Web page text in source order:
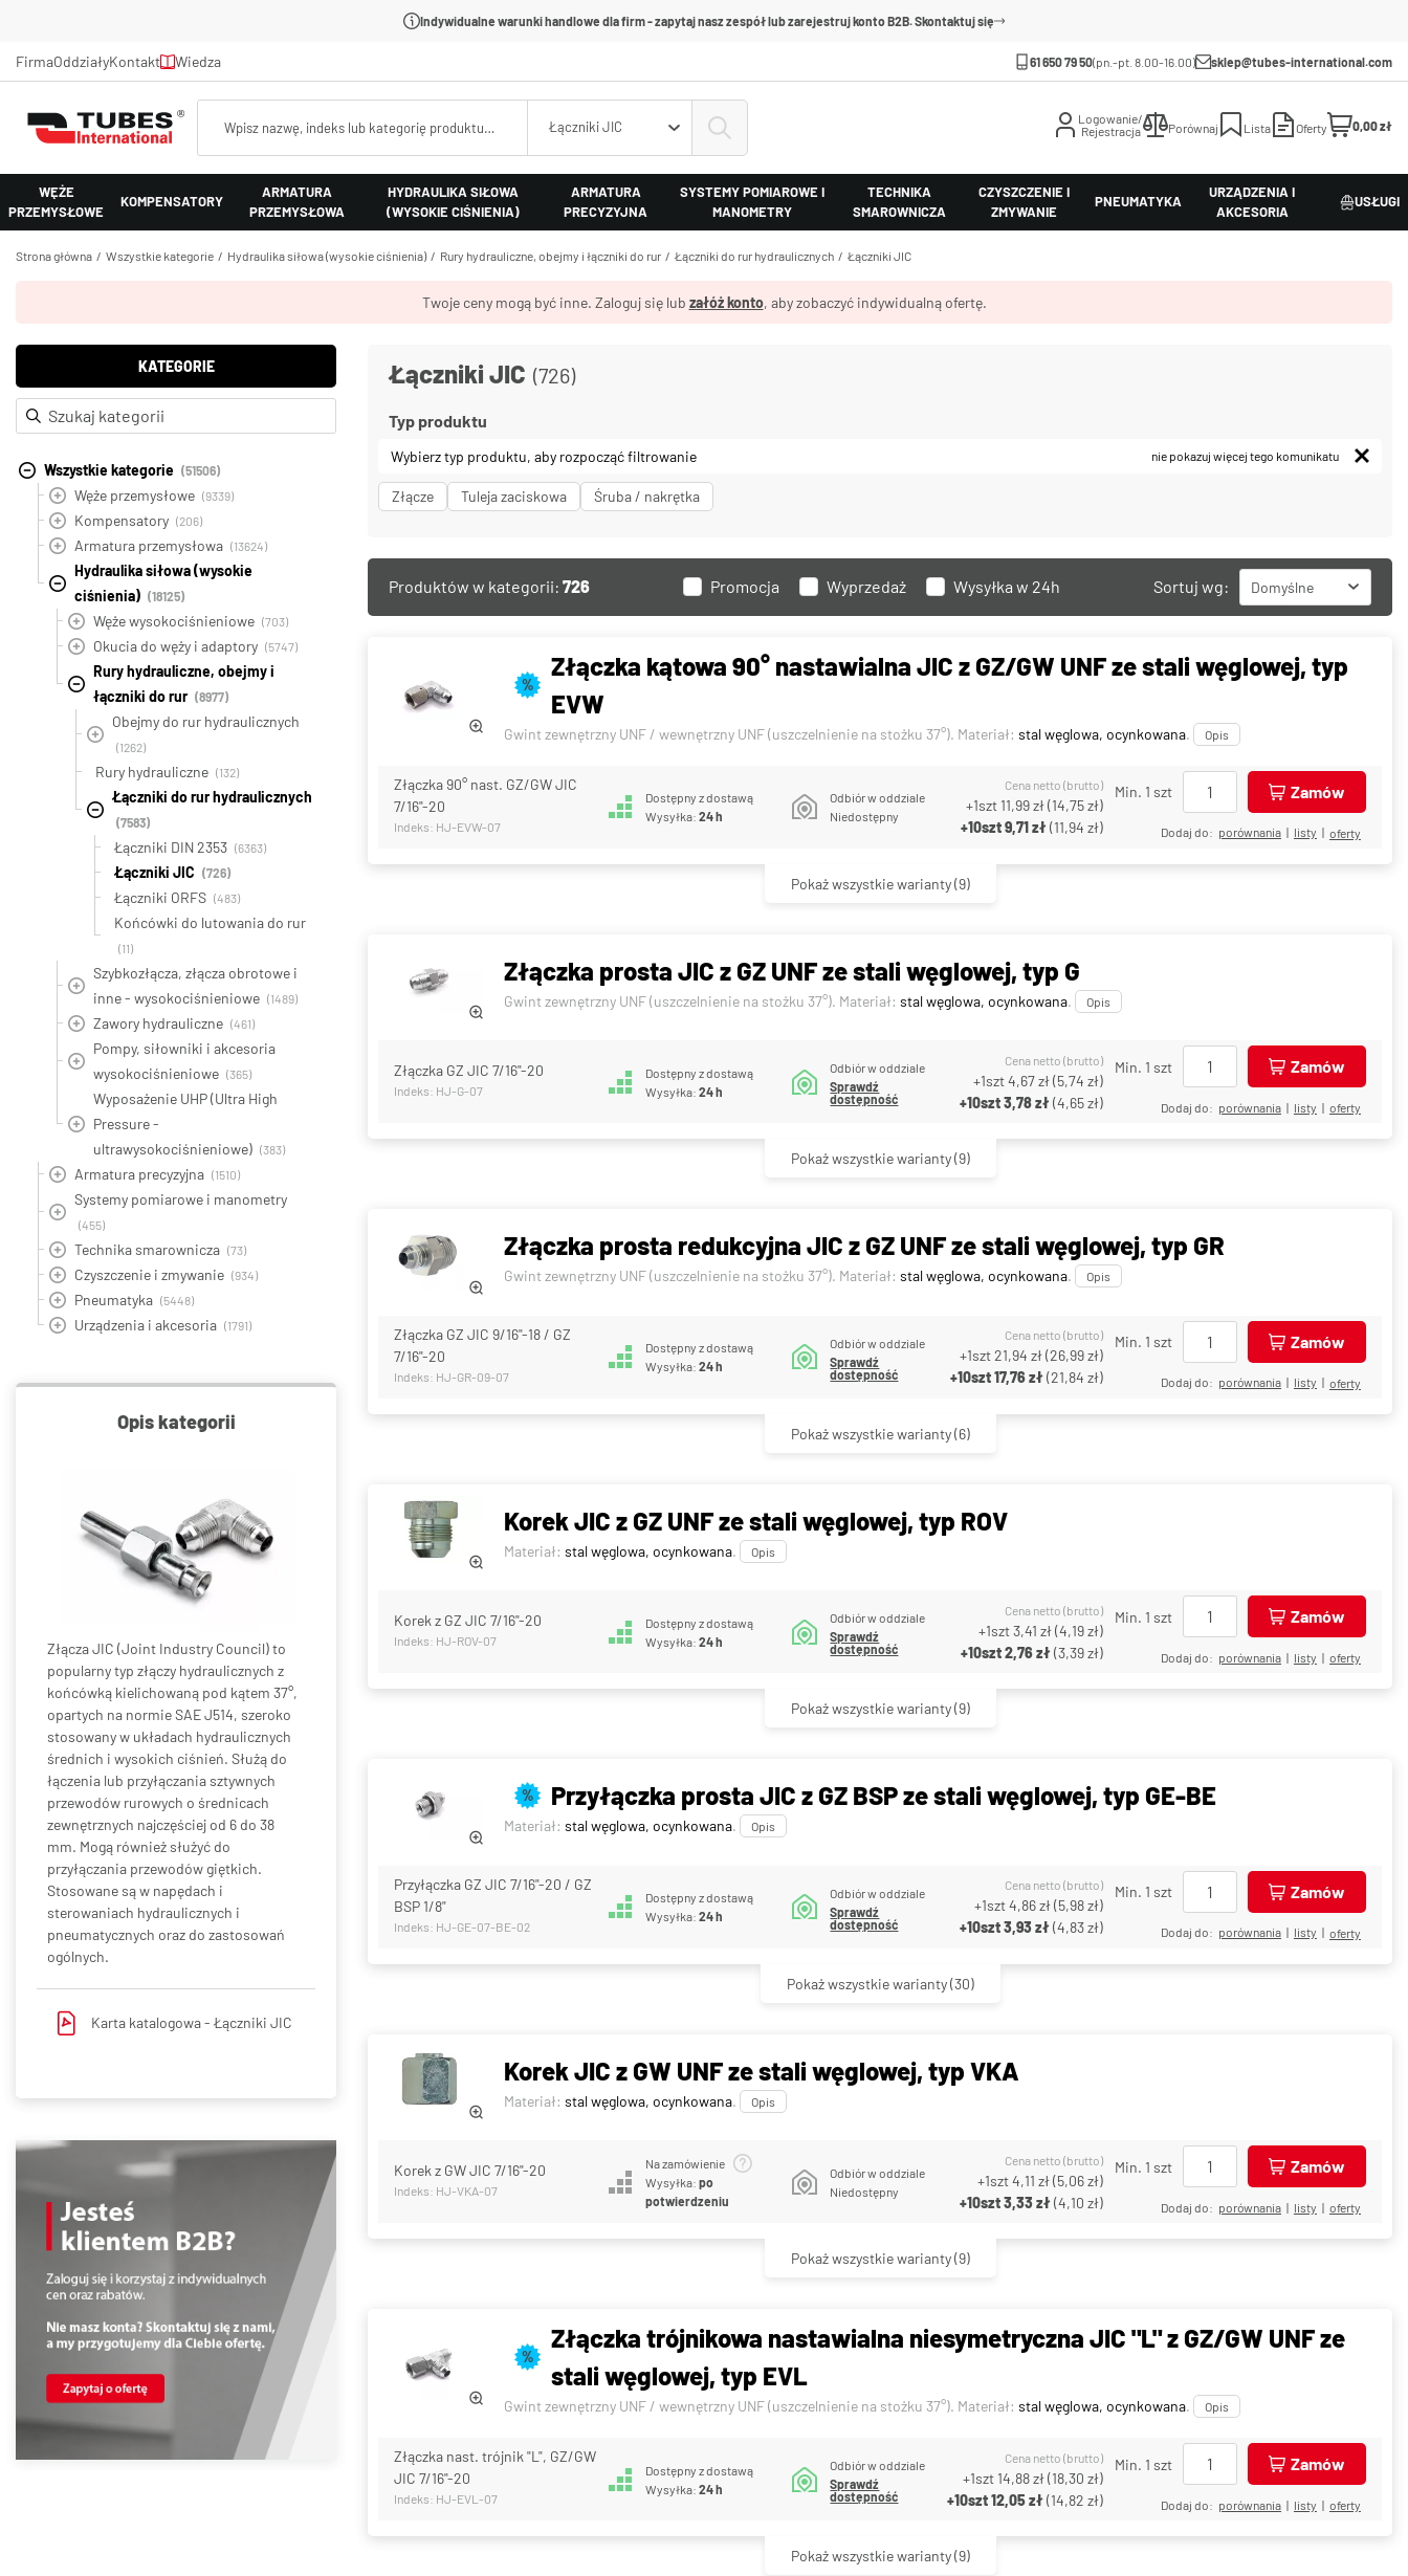
Indywidualne warunki handlowe dla firm - zapytaj nasz zespół lub zarejestruj konto B2B. Skontaktuj się
FirmaOddziałyKontakt Wiedza 61 650 79 50(pn.-pt. 8.00-16.00) sklep@tubes-international.com
Łączniki JIC
Logowanie/
Rejestracja
Porównaj Lista Oferty 0,00 zł
WĘŻE
PRZEMYSŁOWE
KOMPENSATORY
ARMATURA
PRZEMYSŁOWA
HYDRAULIKA SIŁOWA
(WYSOKIE CIŚNIENIA)
ARMATURA
PRECYZYJNA
SYSTEMY POMIAROWE I
MANOMETRY
TECHNIKA
SMAROWNICZA
CZYSZCZENIE I
ZMYWANIE
PNEUMATYKA
URZĄDZENIA I
AKCESORIA
USŁUGI
Strona główna Wszystkie kategorie Hydraulika siłowa (wysokie ciśnienia) Rury hydrauliczne, obejmy i łączniki do rur Łączniki do rur hydraulicznych Łączniki JIC
Twoje ceny mogą być inne. Zaloguj się lub załóż konto, aby zobaczyć indywidualną ofertę.
KATEGORIE
Wszystkie kategorie (51506)
Węże przemysłowe (9339)
Kompensatory (206)
Armatura przemysłowa (13624)
Hydraulika siłowa (wysokie
ciśnienia) (18125)
Węże wysokociśnieniowe (703)
Okucia do węży i adaptory (5747)
Rury hydrauliczne, obejmy i
łączniki do rur (8977)
Obejmy do rur hydraulicznych
(1262)
Rury hydrauliczne (132)
Łączniki do rur hydraulicznych
(7583)
Łączniki DIN 2353 (6363)
Łączniki JIC (726)
Łączniki ORFS (483)
Końcówki do lutowania do rur
(11)
Szybkozłącza, złącza obrotowe i
inne - wysokociśnieniowe (1489)
Zawory hydrauliczne (461)
Pompy, siłowniki i akcesoria
wysokociśnieniowe (365)
Wyposażenie UHP (Ultra High
Pressure -
ultrawysokociśnieniowe) (383)
Armatura precyzyjna (1510)
Systemy pomiarowe i manometry
(455)
Technika smarownicza (73)
Czyszczenie i zmywanie (934)
Pneumatyka (5448)
Urządzenia i akcesoria (1791)
Opis kategorii
Złącza JIC (Joint Industry Council) to
popularny typ złączy hydraulicznych z
końcówką kielichowaną pod kątem 37°,
opartych na normie SAE J514, szeroko
stosowany w układach hydraulicznych
średnich i wysokich ciśnień. Służą do
łączenia lub przyłączania sztywnych
przewodów rurowych o średnicach
zewnętrznych najczęściej od 6 do 38
mm. Mogą również służyć do
przyłączania przewodów giętkich.
Stosowane są w napędach i
sterowaniach hydraulicznych i
pneumatycznych oraz do zastosowań
ogólnych.
Karta katalogowa - Łączniki JIC
Łączniki JIC (726)
Typ produktu
Wybierz typ produktu, aby rozpocząć filtrowanie nie pokazuj więcej tego komunikatu
Złącze Tuleja zaciskowa Śruba / nakrętka
Produktów w kategorii: 726 Promocja Wyprzedaż Wysyłka w 24h Sortuj wg: Domyślne
%
Złączka kątowa 90° nastawialna JIC z GZ/GW UNF ze stali węglowej, typ
EVW
Gwint zewnętrzny UNF / wewnętrzny UNF (uszczelnienie na stożku 37°). Materiał: stal węglowa, ocynkowana. Opis
Złączka 90° nast. GZ/GW JIC
7/16"-20
Indeks: HJ-EVW-07
Dostępny z dostawą
Wysyłka:24 h
Odbiór w oddziale
Niedostępny
Cena netto (brutto)
+1szt 11,99 zł(14,75 zł)
+10szt9,71 zł(11,94 zł)
Min. 1 szt Zamów
Dodaj do: porównania | listy | oferty
Pokaż wszystkie warianty(9)
Złączka prosta JIC z GZ UNF ze stali węglowej, typ G
Gwint zewnętrzny UNF (uszczelnienie na stożku 37°). Materiał: stal węglowa, ocynkowana. Opis
Złączka GZ JIC 7/16"-20
Indeks: HJ-G-07
Dostępny z dostawą
Wysyłka:24 h
Odbiór w oddziale
Sprawdź
dostępność
Cena netto (brutto)
+1szt4,67 zł(5,74 zł)
+10szt3,78 zł(4,65 zł)
Min. 1 szt Zamów
Dodaj do: porównania | listy | oferty
Pokaż wszystkie warianty(9)
Złączka prosta redukcyjna JIC z GZ UNF ze stali węglowej, typ GR
Gwint zewnętrzny UNF (uszczelnienie na stożku 37°). Materiał: stal węglowa, ocynkowana. Opis
Złączka GZ JIC 9/16"-18 / GZ
7/16"-20
Indeks: HJ-GR-09-07
Dostępny z dostawą
Wysyłka:24 h
Odbiór w oddziale
Sprawdź
dostępność
Cena netto (brutto)
+1szt21,94 zł(26,99 zł)
+10szt17,76 zł(21,84 zł)
Min. 1 szt Zamów
Dodaj do: porównania | listy | oferty
Pokaż wszystkie warianty(6)
Korek JIC z GZ UNF ze stali węglowej, typ ROV
Materiał: stal węglowa, ocynkowana. Opis
Korek z GZ JIC 7/16"-20
Indeks: HJ-ROV-07
Dostępny z dostawą
Wysyłka:24 h
Odbiór w oddziale
Sprawdź
dostępność
Cena netto (brutto)
+1szt3,41 zł(4,19 zł)
+10szt2,76 zł(3,39 zł)
Min. 1 szt Zamów
Dodaj do: porównania | listy | oferty
Pokaż wszystkie warianty(9)
% Przyłączka prosta JIC z GZ BSP ze stali węglowej, typ GE-BE
Materiał: stal węglowa, ocynkowana. Opis
Przyłączka GZ JIC 7/16"-20 / GZ
BSP 1/8"
Indeks: HJ-GE-07-BE-02
Dostępny z dostawą
Wysyłka:24 h
Odbiór w oddziale
Sprawdź
dostępność
Cena netto (brutto)
+1szt4,86 zł(5,98 zł)
+10szt3,93 zł(4,83 zł)
Min. 1 szt Zamów
Dodaj do: porównania | listy | oferty
Pokaż wszystkie warianty(30)
Korek JIC z GW UNF ze stali węglowej, typ VKA
Materiał: stal węglowa, ocynkowana. Opis
Korek z GW JIC 7/16"-20
Indeks: HJ-VKA-07
Na zamówienie
Wysyłka:po
potwierdzeniu
Odbiór w oddziale
Niedostępny
Cena netto (brutto)
+1szt4,11 zł(5,06 zł)
+10szt3,33 zł(4,10 zł)
Min. 1 szt Zamów
Dodaj do: porównania | listy | oferty
Pokaż wszystkie warianty(9)
%
Złączka trójnikowa nastawialna niesymetryczna JIC "L" z GZ/GW UNF ze
stali węglowej, typ EVL
Gwint zewnętrzny UNF / wewnętrzny UNF (uszczelnienie na stożku 37°). Materiał: stal węglowa, ocynkowana. Opis
Złączka nast. trójnik "L", GZ/GW
JIC 7/16"-20
Indeks: HJ-EVL-07
Dostępny z dostawą
Wysyłka:24 h
Odbiór w oddziale
Sprawdź
dostępność
Cena netto (brutto)
+1szt 14,88 zł(18,30 zł)
+10szt12,05 zł(14,82 zł)
Min. 1 szt Zamów
Dodaj do: porównania | listy | oferty
Pokaż wszystkie warianty(9)